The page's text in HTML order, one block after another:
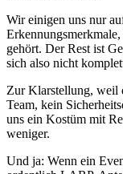
Wir einigen uns nur
gehört. Der Rest ist
sich also nicht
Zur Klarstellung, weil
Team, kein
uns ein Kostüm mit
weniger.
Und ja: Wenn ein